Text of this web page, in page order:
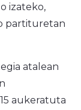
izateko,
partituretan
atalean
aukeratuta